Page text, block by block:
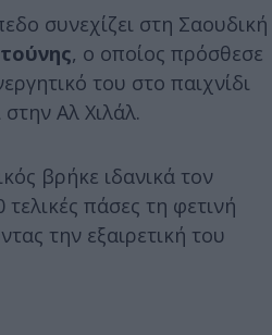
συνεχίζει στη Σαουδική
, ο οποίος πρόσθεσε
του στο παιχνίδι
Αλ Χιλάλ.
βρήκε ιδανικά τον
τελικές πάσες τη φετινή
την εξαιρετική του